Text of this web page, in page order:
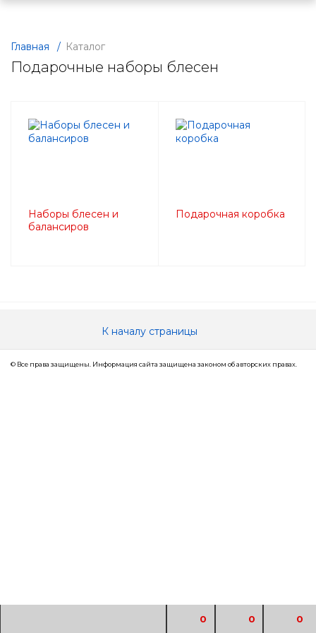
0 0 0
Главная / Каталог
Подарочные наборы блесен
Наборы блесен и
балансиров
Подарочная коробка
К началу страницы
© Все права защищены. Информация сайта защищена законом об авторских правах.